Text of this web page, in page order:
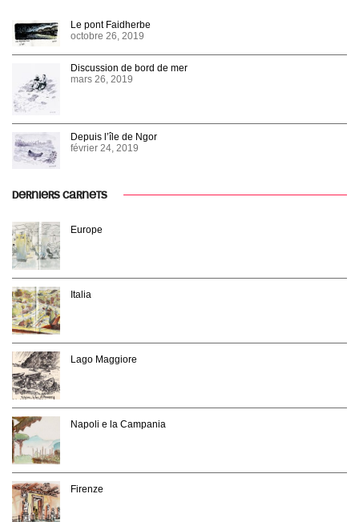
Le pont Faidherbe
octobre 26, 2019
Discussion de bord de mer
mars 26, 2019
Depuis l’île de Ngor
février 24, 2019
DERNIERS CARNETS
Europe
Italia
Lago Maggiore
Napoli e la Campania
Firenze